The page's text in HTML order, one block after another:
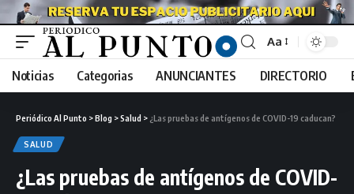
Aa
Noticias Categorias ANUNCIANTES DIRECTORIO
Periódico Al Punto >Blog >Salud > ¿Las pruebas de antígenos de COVID-19 caducan?
SALUD
¿Las pruebas de antígenos de COVID-